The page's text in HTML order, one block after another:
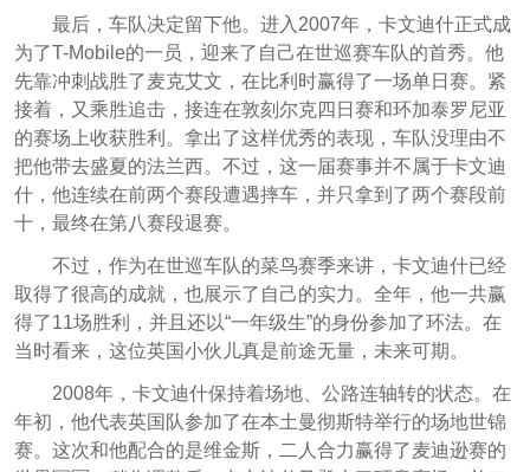
最后，车队决定留下他。进入2007年，卡文迪什正式成
为了T-Mobile的一员，迎来了自己在世巡赛车队的首秀。他
先靠冲刺战胜了麦克艾文，在比利时赢得了一场单日赛。紧
接着，又乘胜追击，接连在敦刻尔克四日赛和环加泰罗尼亚
的赛场上收获胜利。拿出了这样优秀的表现，车队没理由不
把他带去盛夏的法兰西。不过，这一届赛事并不属于卡文迪
什，他连续在前两个赛段遭遇摔车，并只拿到了两个赛段前
十，最终在第八赛段退赛。
不过，作为在世巡车队的菜鸟赛季来讲，卡文迪什已经
取得了很高的成就，也展示了自己的实力。全年，他一共赢
得了11场胜利，并且还以“一年级生”的身份参加了环法。在
当时看来，这位英国小伙儿真是前途无量，未来可期。
2008年，卡文迪什保持着场地、公路连轴转的状态。在
年初，他代表英国队参加了在本土曼彻斯特举行的场地世锦
赛。这次和他配合的是维金斯，二人合力赢得了麦迪逊赛的